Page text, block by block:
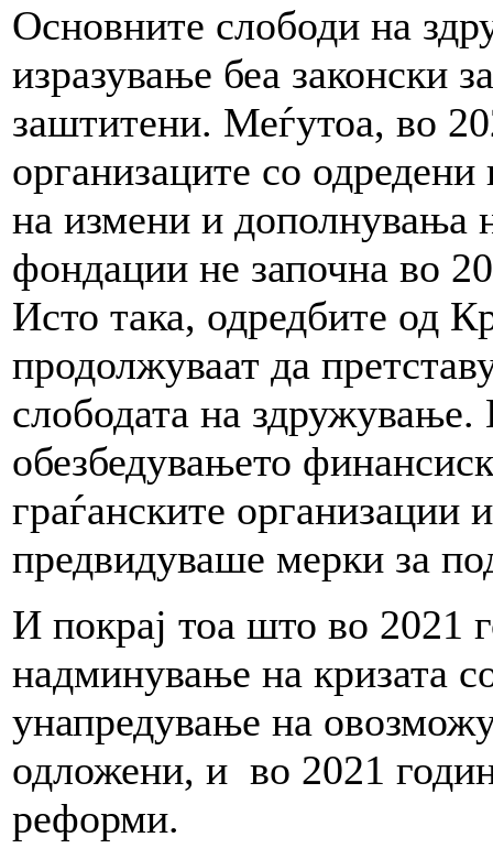
Основните слободи на
изразување беа законски
заштитени. Меѓутоа, во
организаците со
на измени и дополнувања
фондации не започна во
Исто така, одредбите од
продолжуваат да
слободата на
обезбедувањето
граѓанските организации
предвидуваше мерки за
И покрај тоа што во 2021
надминување на кризата
унапредување на
одложени, и во 2021
реформи.